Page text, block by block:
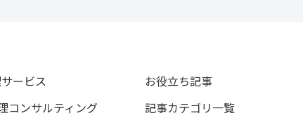
ービス
コンサルティング
お役立ち記事
記事カテゴリ一覧